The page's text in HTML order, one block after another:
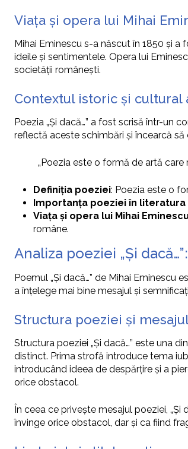
Viața și opera lui Mihai
Mihai Eminescu s-a născut în 1850 și
ideile și sentimentele. Opera lui
societății românești.
Contextul istoric și cultural
Poezia „Și dacă…” a fost scrisă într-un
reflectă aceste schimbări și încearcă
„Poezia este o formă de artă
Definiția poeziei: Poezia este o
Importanța poeziei în literatura
Viața și opera lui Mihai
române.
Analiza poeziei „Și
Poemul „Și dacă…” de Mihai
a înțelege mai bine mesajul și
Structura poeziei și
Structura poeziei „Și dacă…” este una
distinct. Prima strofă introduce tema
introducând ideea de despărțire și a
orice obstacol.
În ceea ce privește mesajul poeziei,
învinge orice obstacol, dar și ca fiind